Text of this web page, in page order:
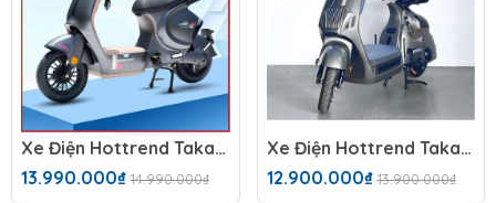
Xe Điện Hottrend Takashi Mono
13.990.000₫ 14.990.000₫
Xe Điện Hottrend Takashi X2
12.900.000₫ 13.900.000₫